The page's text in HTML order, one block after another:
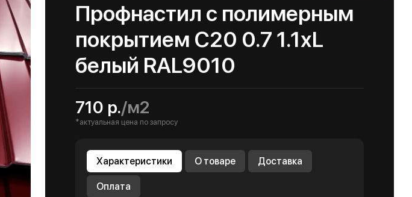
Профнастил с полимерным
покрытием С20 0.7 1.1хL
белый RAL9010
710 р./м2
*актуальная цена по запросу
Характеристики О товаре Доставка
Оплата